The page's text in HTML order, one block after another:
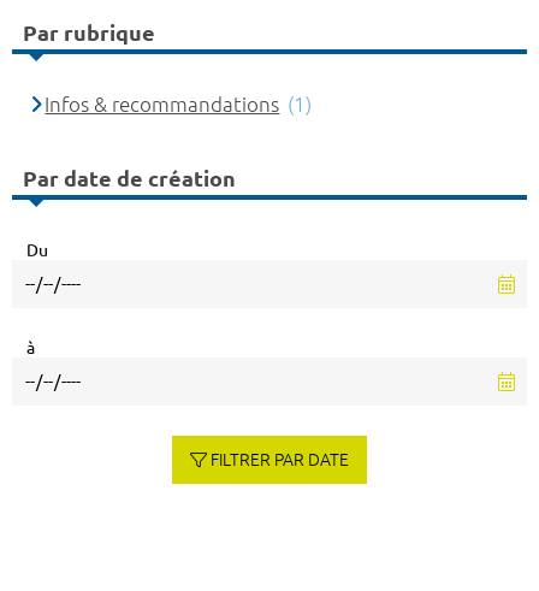
Par rubrique
Infos & recommandations (1)
Par date de création
Du
à
FILTRER PAR DATE